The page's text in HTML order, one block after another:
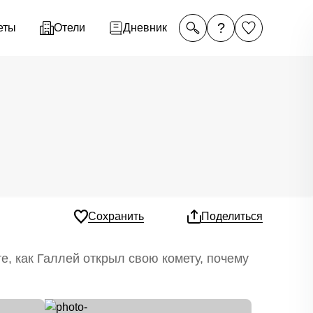
Отели Дневник ?
Сохранить Поделиться
как Галлей открыл свою комету, почему